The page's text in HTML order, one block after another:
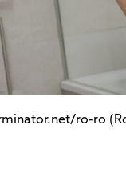
ro-ro